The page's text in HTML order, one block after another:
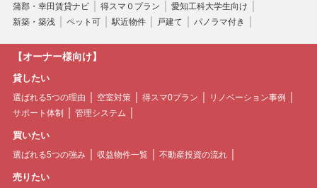
蒲郡・幸田賃貸ナビ 得スマ０プラン
愛知工科大学生向け
新築・築浅
ペット可 駅近物件 戸建て パノラマ付き
【オーナー様向け】
貸したい
選ばれる5つの理由 空室対策 得スマ0プラン
リノベーション事例
サポート体制
管理システム
買いたい
選ばれる5つの強み 収益物件一覧 不動産投資の流れ
売りたい